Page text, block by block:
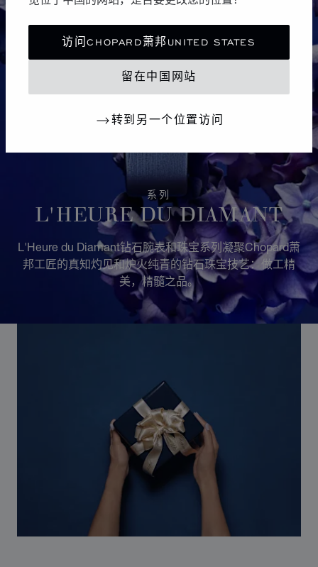
访问CHOPARD萧邦UNITED STATES
留在中国网站
转到另一个位置访问
系列
L'HEURE DU DIAMANT
L'Heure du Diamant钻石腕表和珠宝系列凝聚Chopard萧
邦工匠的真知灼见和炉火纯青的钻石珠宝技艺：做工精
美，精髓之品。